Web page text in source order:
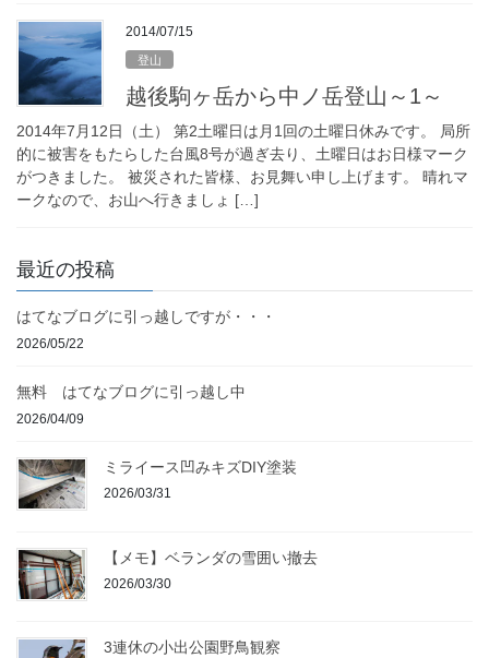
2014/07/15
登山
越後駒ヶ岳から中ノ岳登山～1～
2014年7月12日（土） 第2土曜日は月1回の土曜日休みです。 局所
的に被害をもたらした台風8号が過ぎ去り、土曜日はお日様マーク
がつきました。 被災された皆様、お見舞い申し上げます。 晴れマ
ークなので、お山へ行きましょ […]
最近の投稿
はてなブログに引っ越しですが・・・
2026/05/22
無料 はてなブログに引っ越し中
2026/04/09
ミライース凹みキズDIY塗装
2026/03/31
【メモ】ベランダの雪囲い撤去
2026/03/30
3連休の小出公園野鳥観察